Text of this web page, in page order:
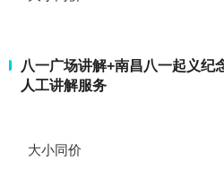
八一广场讲解+南昌八一起义
人工讲解服务
大小同价